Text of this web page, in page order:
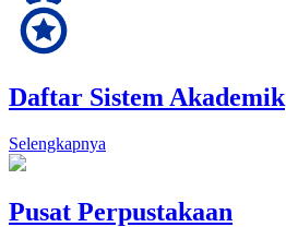
Daftar Sistem Akademik
Selengkapnya
Pusat Perpustakaan